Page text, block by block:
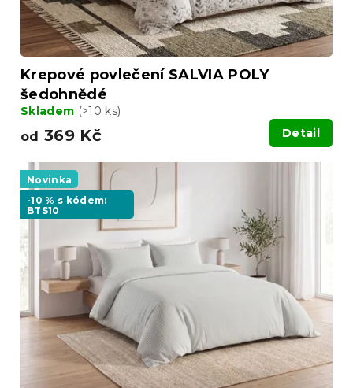
ů
Krepové povlečení SALVIA POLY
šedohnědé
Skladem (>10 ks)
od 369 Kč Detail
Novinka
-10 % s kódem:
BTS10